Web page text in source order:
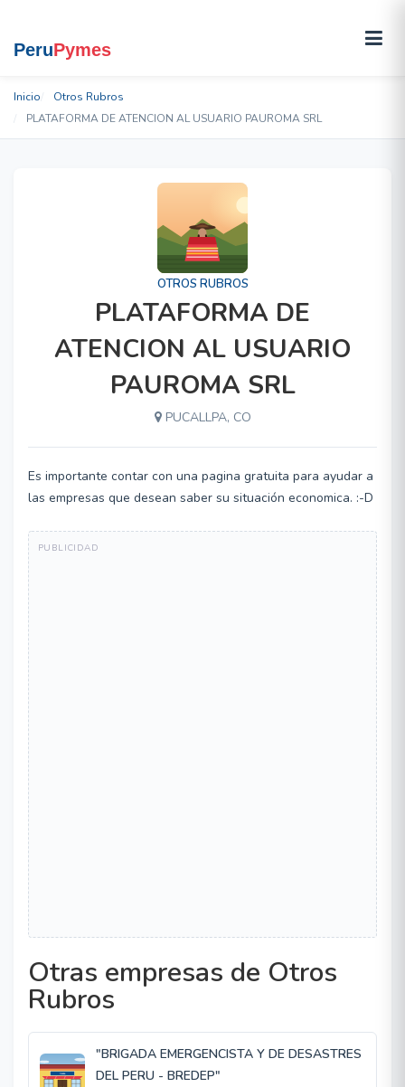
Inicio
Otros Rubros
PLATAFORMA DE ATENCION AL USUARIO PAUROMA SRL
OTROS RUBROS
PLATAFORMA DE
ATENCION AL USUARIO
PAUROMA SRL
PUCALLPA, CO
Es importante contar con una pagina gratuita para ayudar a
las empresas que desean saber su situación economica. :-D
Otras empresas de Otros
Rubros
"BRIGADA EMERGENCISTA Y DE DESASTRES
DEL PERU - BREDEP"